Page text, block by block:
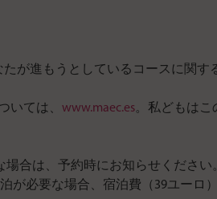
が進もうとしているコースに関す
いては、 www.maec.es。私どもはこ
合は、予約時にお知らせください
が必要な場合、宿泊費（39ユーロ